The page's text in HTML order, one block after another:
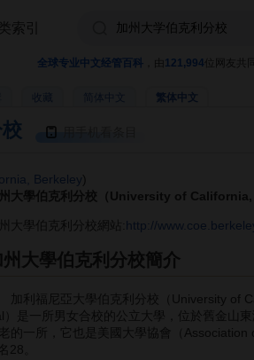
全球专业中文经管百科 121,994 位网友共
收藏 繁体中文
Berkeley
大學伯克利分校（University of California,
州大學伯克利分校網站: http://
州大學伯克利分校簡介
利福尼亞大學伯克利分校（University of
）是一所男女合校的公立大學，位於舊金山
老的一所，它也是美國大學協會（
28。
索引